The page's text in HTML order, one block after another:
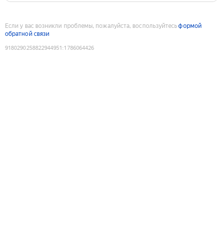
Если у вас возникли проблемы, пожалуйста, воспользуйтесьформой
обратной связи
9180290258822944951 :1786064426